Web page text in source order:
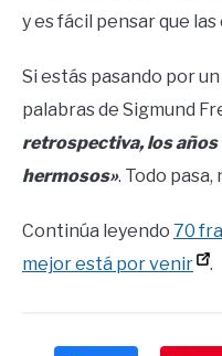
y es fácil pensar que
Si estás pasando por
palabras de Sigmund
retrospectiva, los años
hermosos». Todo
Continúa leyendo 70
mejor está por venir
.